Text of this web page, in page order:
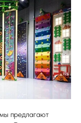
предлагают